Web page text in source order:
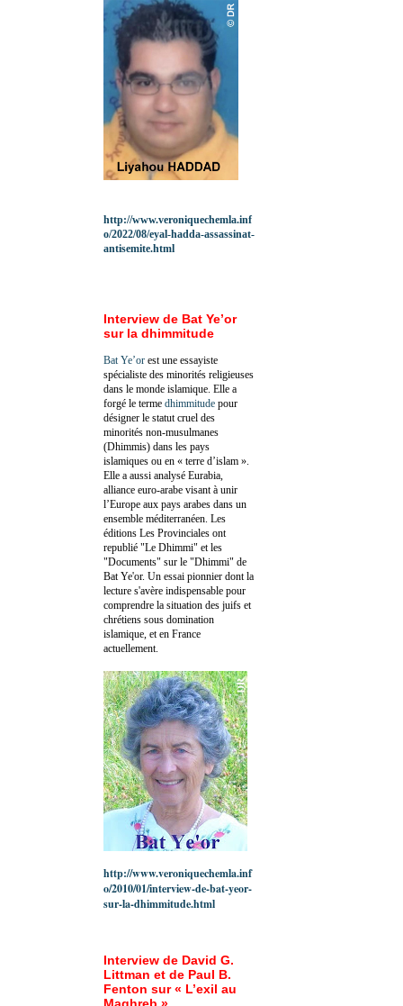
http://www.veroniquechemla.inf
o/2022/08/eyal-hadda-assassinat-
antisemite.html
Interview de Bat Ye’or
sur la dhimmitude
Bat Ye’or est une essayiste
spécialiste des minorités religieuses
dans le monde islamique. Elle a
forgé le terme dhimmitude pour
désigner le statut cruel des
minorités non-musulmanes
(Dhimmis) dans les pays
islamiques ou en « terre d’islam ».
Elle a aussi analysé Eurabia,
alliance euro-arabe visant à unir
l’Europe aux pays arabes dans un
ensemble méditerranéen. Les
éditions Les Provinciales ont
republié "Le Dhimmi" et les
"Documents" sur le "Dhimmi" de
Bat Ye'or. Un essai pionnier dont la
lecture s'avère indispensable pour
comprendre la situation des juifs et
chrétiens sous domination
islamique, et en France
actuellement.
http://www.veroniquechemla.inf
o/2010/01/interview-de-bat-yeor-
sur-la-dhimmitude.html
Interview de David G.
Littman et de Paul B.
Fenton sur « L’exil au
Maghreb »